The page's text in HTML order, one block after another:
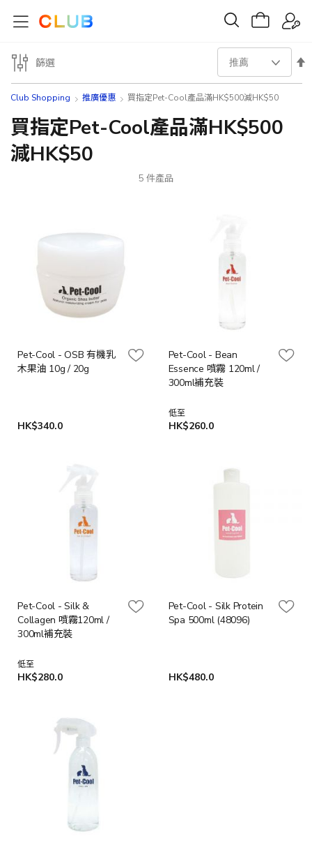
Club Shopping 推廣優惠 買指定Pet-Cool產品滿HK$500減HK$50
買指定Pet-Cool產品滿HK$500
減HK$50
5 件產品
設
Pet-Cool - OSB 有機乳
木果油 10g / 20g
HK$340.0
Pet-Cool - Bean
Essence 噴霧 120ml /
300ml補充裝
低至
HK$260.0
Pet-Cool - Silk &
Collagen 噴霧120ml /
300ml補充裝
低至
HK$280.0
Pet-Cool - Silk Protein
Spa 500ml (48096)
HK$480.0
篩選